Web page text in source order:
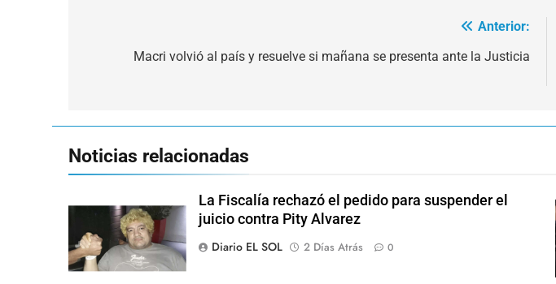
Anterior:
Macri volvió al país y resuelve si mañana se presenta ante la Justicia
Noticias relacionadas
La Fiscalía rechazó el pedido para suspender el
juicio contra Pity Alvarez
Diario EL SOL
2 Días Atrás 0